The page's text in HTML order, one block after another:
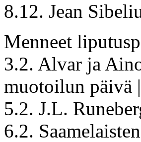
8.12. Jean
Menneet
3.2. Alvar ja
muotoilun päivä
5.2. J.L.
6.2.